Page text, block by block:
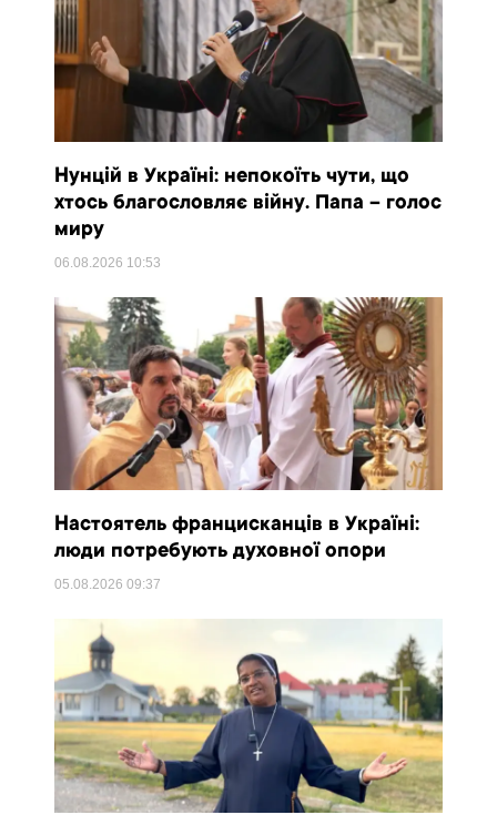
Нунцій в Україні: непокоїть чути, що
хтось благословляє війну. Папа – голос
миру
06.08.2026 10:53
Настоятель францисканців в Україні:
люди потребують духовної опори
05.08.202609:37